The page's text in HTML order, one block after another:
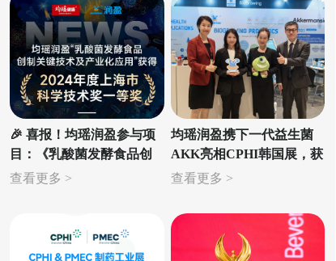
🎉 喜报！均瑶润盈参与项
目：《乳酸菌发酵食品创
制关键技术及产业化应
查看更多 >
均瑶润盈携下一代益生菌
AKK亮相CPHI韩国展，获
市场高度关注
查看更多 >